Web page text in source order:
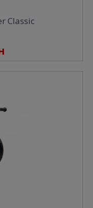
Classic